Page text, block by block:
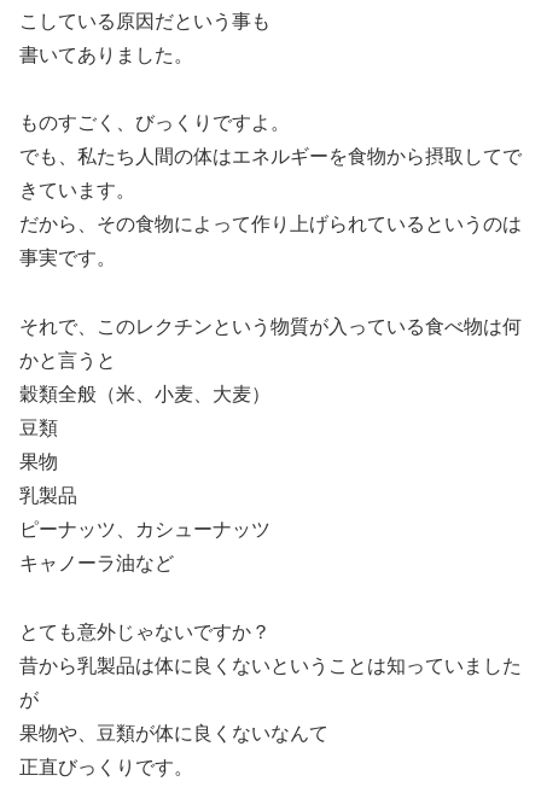
こしている原因だという事も
書いてありました。
ものすごく、びっくりですよ。
でも、私たち人間の体はエネルギーを食物から摂取してで
きています。
だから、その食物によって作り上げられているというのは
事実です。
それで、このレクチンという物質が入っている食べ物は何
かと言うと
穀類全般（米、小麦、大麦）
豆類
果物
乳製品
ピーナッツ、カシューナッツ
キャノーラ油など
とても意外じゃないですか？
昔から乳製品は体に良くないということは知っていました
が
果物や、豆類が体に良くないなんて
正直びっくりです。